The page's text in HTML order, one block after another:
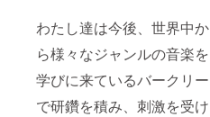
わたし達は今後、世界中か
ら様々なジャンルの音楽を
学びに来ているバークリー
で研鑽を積み、刺激を受け